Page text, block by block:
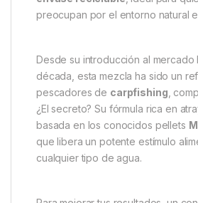
Method Mix:
con una mezcla
LaDynamite Baits Marine
una de esas mezclas que todo
debería tener en su arsenal. Con
consolidada y altamente efectiva,
carpas y otras especies de
combinación perfecta de
facilidad de uso. Ahora, además,